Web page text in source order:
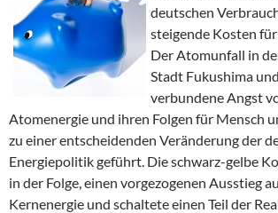
deutschen
steigende Kosten
Der Atomunfall in
Stadt Fukushima
verbundene Angst
Atomenergie und ihren Folgen für Mensch
zu einer entscheidenden Veränderung der
Energiepolitik geführt. Die schwarz-gelbe
in der Folge, einen vorgezogenen Ausstieg
Kernenergie und schaltete einen Teil der